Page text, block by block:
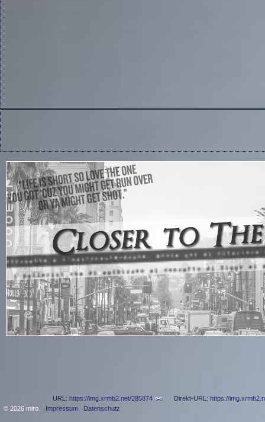
URL: https://img.xrmb2.net/285874 Direkt-URL: https://
© 2026 miro. Impressum Datenschutz